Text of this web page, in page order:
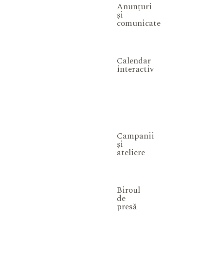
Anunțuri
și
comunicate
Calendar
interactiv
Campanii
și
ateliere
Biroul
de
presă